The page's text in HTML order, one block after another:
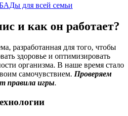
и как он работает?
разработанная для того, чтобы
здоровье и оптимизировать
организма. В наше время стало
самочувствием. Проверяем
правила игры.